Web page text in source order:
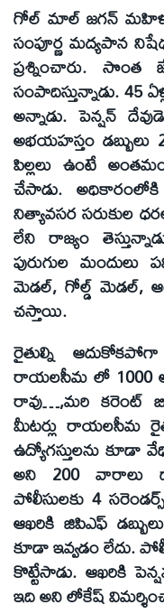
గోల్ మాల్ జగన్ మహిళల
సంపూర్ణ మద్యపాన
ప్రశ్నించారు. సొంత
సంపాదిస్తున్నాడు. 45
అన్నాడు. పెన్షన్
అభయహస్తం డబ్బులు
పిల్లలు ఉంటే
చేసాడు. అధికారంలోకి
నిత్యావసర సరుకుల
లేని రాజ్యం
పురుగుల మందులు
మెడల్, గోల్డ్ మెడల్,
చస్తాయి.
రైతుల్ని ఆదుకోకపోగా
రాయలసీమ లో 1000
రావు…,మరి కరెంట్
మీటర్లు రాయలసీమ
ఉద్యోగస్తులను కూడా
అని 200 వారాలు
పోలీసులకు 4
ఆఖరికి జిపిఎఫ్
కూడా ఇవ్వడం లేదు.
కొట్టేసాడు. ఆఖరికి
ఇది అని లోకేష్